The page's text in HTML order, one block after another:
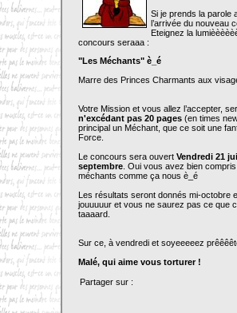
Si je prends la parole
l’arrivée du nouveau
Eteignez la
concours seraaa :
"Les Méchants" è_é
Marre des Princes Charmants aux
Votre Mission et vous allez l’accepter,
n'excédant pas 20 pages (en times
principal un Méchant, que ce soit une
Force.
Le concours sera ouvert Vendredi 21
septembre . Oui vous avez bien
méchants comme ça nous è_é
Les résultats seront donnés mi-octobre
jouuuuur et vous ne saurez pas ce que
taaaard.
Sur ce, à vendredi et soyeeeeez
Malé, qui aime vous torturer !
Partager sur :